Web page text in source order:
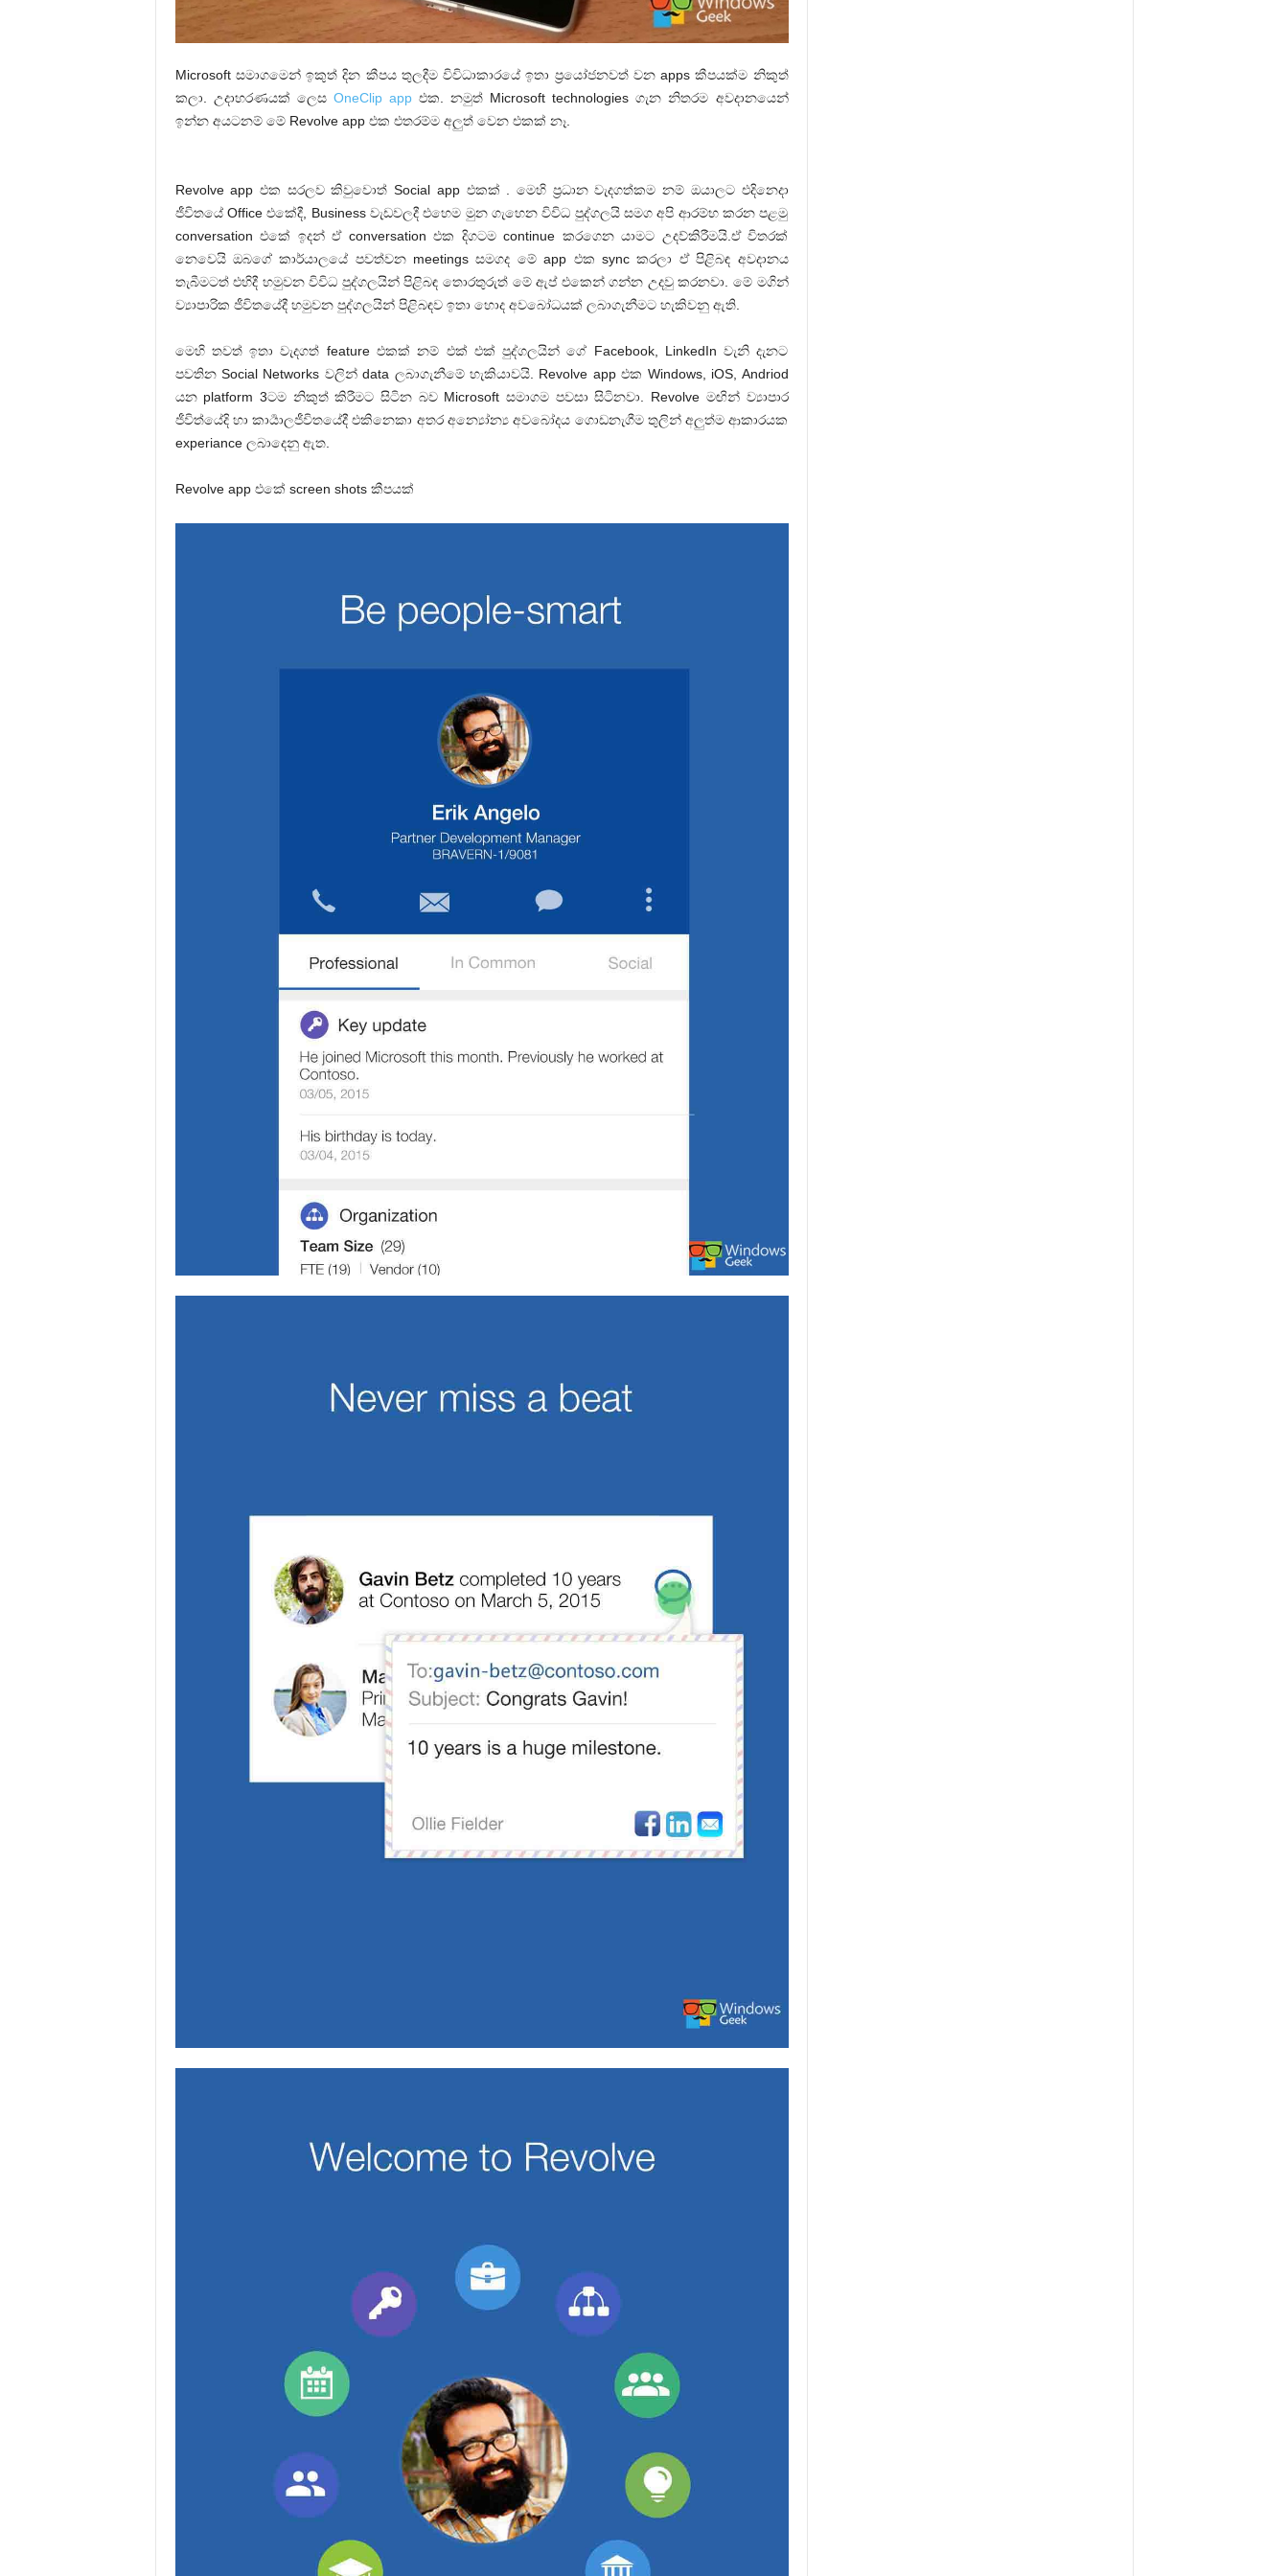
Microsoft සමාගමෙන් ඉකුත් දින කීපය තුලදීම විවිධාකාරයේ ඉතා ප්‍රයෝජනවත් වන apps කීපයක්ම නිකුත්
කලා. උදාහරණයක් ලෙස OneClip appඑක. නමුත් Microsoft technologies ගැන නිතරම අවදානයෙන්
ඉන්න අයටනම් මේ Revolve app එක එතරම්ම අලුත් වෙන එකක් නෑ.
Revolve app එක සරලව කිවුවොත් Social app එකක් . මෙහි ප්‍රධාන වැදගත්කම නම් ඔයාලට එදිනෙදා
ජීවිතයේ Office එකේදී, Business වැඩවලදී එහෙම මුන ගැහෙන විවිධ පුද්ගලයි සමග අපි ආරම්භ කරන පළමු
conversation එකේ ඉදන් ඒ conversation එක දිගටම continue කරගෙන යාමට උදව්කිරීමයි.ඒ විතරක්
නෙවෙයි ඔබගේ කාර්යාලයේ පවත්වන meetings සමගද මේ app එක sync කරලා ඒ පිළිබඳ අවදානය
තැබීමටත් එහිදී හමුවන විවිධ පුද්ගලයින් පිළිබඳ තොරතුරුත් මේ ඇප් එකෙන් ගන්න උදවු කරනවා. මේ මගින්
ව්‍යාපාරික ජීවිතයේදී හමුවන පුද්ගලයින් පිළිබඳව ඉතා හොද අවබෝධයක් ලබාගැනීමට හැකිවනු ඇති.
මෙහි තවත් ඉතා වැදගත් feature එකක් නම් එක් එක් පුද්ගලයින් ගේ Facebook, LinkedIn වැනි දැනට
පවතින Social Networks වලින් data ලබාගැනීමේ හැකියාවයි. Revolve app එක Windows, iOS, Andriod
යන platform 3ටම නිකුත් කිරීමට සිටින බව Microsoft සමාගම පවසා සිටිනවා. Revolve මඟින් ව්‍යාපාර
ජීවිත්යේදි හා කාර්‍යාලජීවිතයේදී එකිනෙකා අතර අන්‍යෝන්‍ය අවබෝදය ගොඩනැගීම තුලින් අලුත්ම ආකාරයක
experiance ලබාදෙනු ඇත.
Revolve app එකේ screen shots කීපයක්